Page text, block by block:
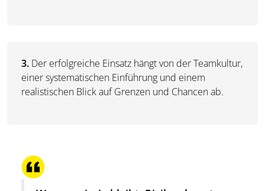
3. Der erfolgreiche Einsatz hängt von der Teamkultur,
einer systematischen Einführung und einem
realistischen Blick auf Grenzen und Chancen ab.